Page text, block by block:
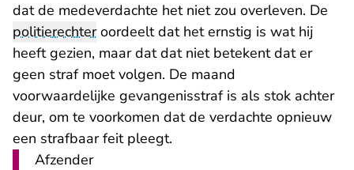
dat de medeverdachte het niet zou overleven. De
politierechteroordeelt dat het ernstig is wat hij
heeft gezien, maar dat dat niet betekent dat er
geen straf moet volgen. De maand
voorwaardelijke gevangenisstraf is als stok achter
deur, om te voorkomen dat de verdachte opnieuw
een strafbaar feit pleegt.
Afzender